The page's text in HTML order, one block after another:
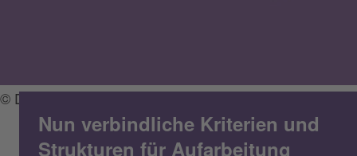
© Diakonie Hessen
Nun verbindliche Kriterien und
Strukturen für Aufarbeitung